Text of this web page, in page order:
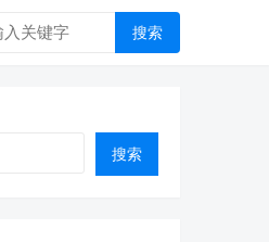
搜索
搜索